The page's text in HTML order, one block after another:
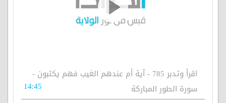
اقرأ وتدبر 785 - آية أم عندهم الغيب فهم يكتبون -
سورة الطور المباركة
14:45